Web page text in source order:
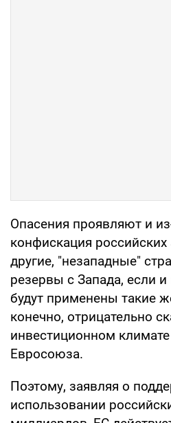
Опасения проявляют и
конфискация российских
другие, "незападные"
резервы с Запада, если
будут применены такие
конечно, отрицательно
инвестиционном
Евросоюза.
Поэтому, заявляя о
использовании